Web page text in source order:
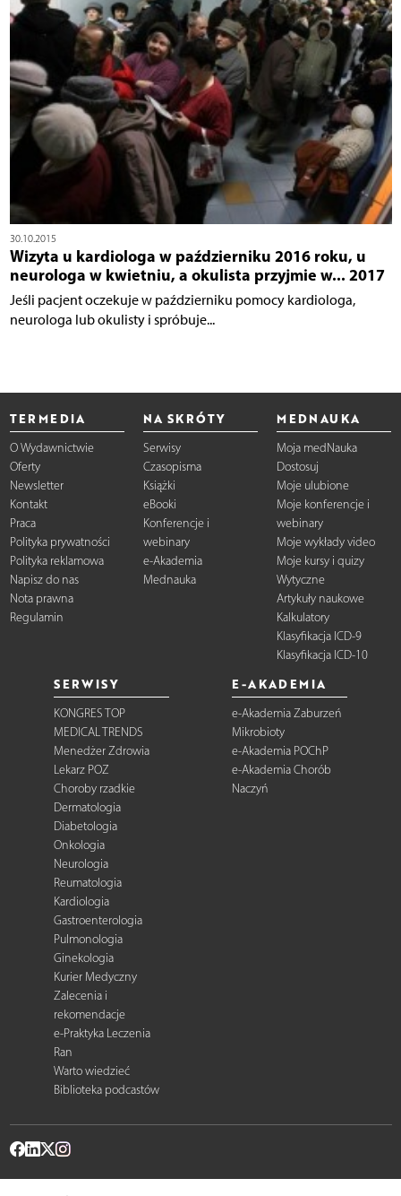
30.10.2015
Wizyta u kardiologa w październiku 2016 roku, u
neurologa w kwietniu, a okulista przyjmie w... 2017
Jeśli pacjent oczekuje w październiku pomocy kardiologa,
neurologa lub okulisty i spróbuje...
TERMEDIA
O Wydawnictwie
Oferty
Newsletter
Kontakt
Praca
Polityka prywatności
Polityka reklamowa
Napisz do nas
Nota prawna
Regulamin
NA SKRÓTY
Serwisy
Czasopisma
Książki
eBooki
Konferencje i
webinary
e-Akademia
Mednauka
MEDNAUKA
Moja medNauka
Dostosuj
Moje ulubione
Moje konferencje i
webinary
Moje wykłady video
Moje kursy i quizy
Wytyczne
Artykuły naukowe
Kalkulatory
Klasyfikacja ICD-9
Klasyfikacja ICD-10
SERWISY
KONGRES TOP
MEDICAL TRENDS
Menedżer Zdrowia
Lekarz POZ
Choroby rzadkie
Dermatologia
Diabetologia
Onkologia
Neurologia
Reumatologia
Kardiologia
Gastroenterologia
Pulmonologia
Ginekologia
Kurier Medyczny
Zalecenia i
rekomendacje
e-Praktyka Leczenia
Ran
Warto wiedzieć
Biblioteka podcastów
E-AKADEMIA
e-Akademia Zaburzeń
Mikrobioty
e-Akademia POChP
e-Akademia Chorób
Naczyń